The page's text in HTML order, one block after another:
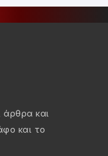
άρθρα και
και το